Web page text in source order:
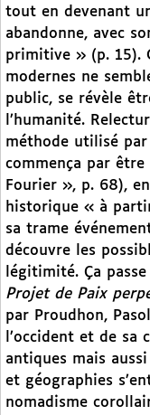
tout en devenant
abandonne, avec
primitive » (p. 15).
modernes ne
public, se révèle
l’humanité.
méthode utilisé
commença par
Fourier », p. 68),
historique « à
sa trame
découvre les
légitimité. Ça
Projet de Paix
par Proudhon,
l’occident et de sa
antiques mais
et géographies
nomadisme